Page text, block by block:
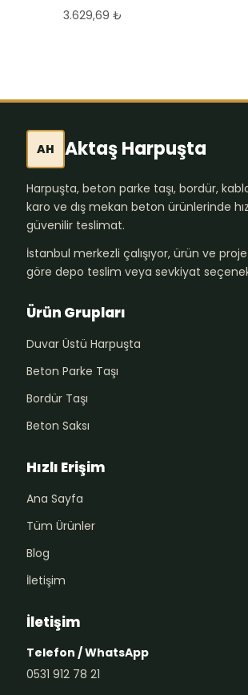
3.629,69 ₺
AH Aktaş Harpuşta
Harpuşta, beton parke taşı, bordür,
karo ve dış mekan beton ürünlerinde
güvenilir teslimat.
İstanbul merkezli çalışıyor, ürün ve
göre depo teslim veya sevkiyat
Ürün Grupları
Duvar Üstü Harpuşta
Beton Parke Taşı
Bordür Taşı
Beton Saksı
Hızlı Erişim
Ana Sayfa
Tüm Ürünler
Blog
İletişim
İletişim
Telefon / WhatsApp
0531 912 78 21